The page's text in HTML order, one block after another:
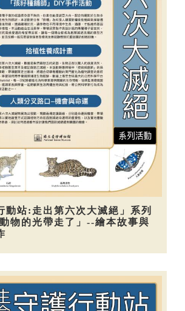
動站:走出第六次大滅絕」系列
物的光帶走了」--繪本故事與